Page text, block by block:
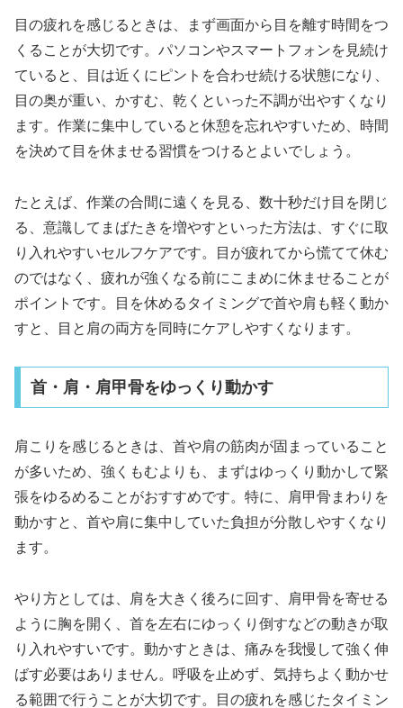
目の疲れを感じるときは、まず画面から目を離す時間をつ
くることが大切です。パソコンやスマートフォンを見続け
ていると、目は近くにピントを合わせ続ける状態になり、
目の奥が重い、かすむ、乾くといった不調が出やすくなり
ます。作業に集中していると休憩を忘れやすいため、時間
を決めて目を休ませる習慣をつけるとよいでしょう。
たとえば、作業の合間に遠くを見る、数十秒だけ目を閉じ
る、意識してまばたきを増やすといった方法は、すぐに取
り入れやすいセルフケアです。目が疲れてから慌てて休む
のではなく、疲れが強くなる前にこまめに休ませることが
ポイントです。目を休めるタイミングで首や肩も軽く動か
すと、目と肩の両方を同時にケアしやすくなります。
首・肩・肩甲骨をゆっくり動かす
肩こりを感じるときは、首や肩の筋肉が固まっていること
が多いため、強くもむよりも、まずはゆっくり動かして緊
張をゆるめることがおすすめです。特に、肩甲骨まわりを
動かすと、首や肩に集中していた負担が分散しやすくなり
ます。
やり方としては、肩を大きく後ろに回す、肩甲骨を寄せる
ように胸を開く、首を左右にゆっくり倒すなどの動きが取
り入れやすいです。動かすときは、痛みを我慢して強く伸
ばす必要はありません。呼吸を止めず、気持ちよく動かせ
る範囲で行うことが大切です。目の疲れを感じたタイミン